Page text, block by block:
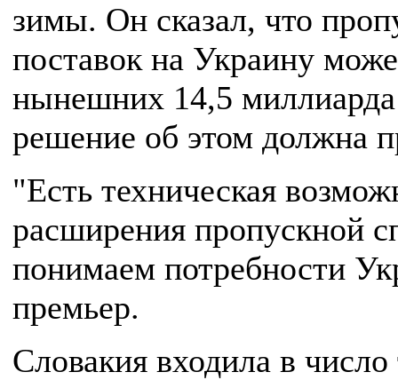
зимы. Он сказал, что
поставок на Украину
нынешних 14,5 миллиарда
решение об этом должна
"Есть техническая
расширения пропускной
понимаем потребности
премьер.
Словакия входила в